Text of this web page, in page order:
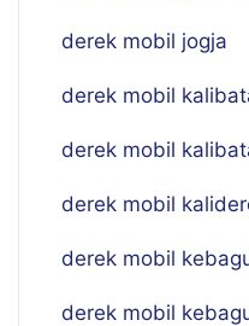
derek mobil jogja
derek mobil
derek mobil
derek mobil
derek mobil
derek mobil